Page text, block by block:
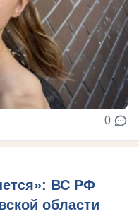
0
ВС РФ
области